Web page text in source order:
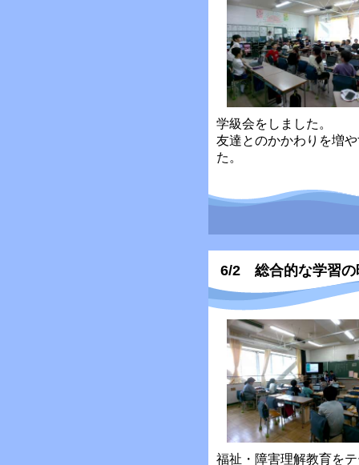
学級会をしました。
友達とのかかわりを増
た。
6/2 総合的な学習の
福祉・障害理解教育を